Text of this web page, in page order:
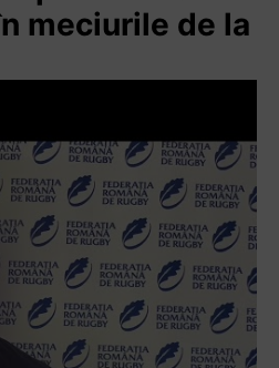
meciurile de la